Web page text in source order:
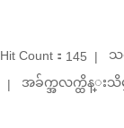
Hit Count： 145 သ
အခ်က္အလက္ထိန္းသိမ္း